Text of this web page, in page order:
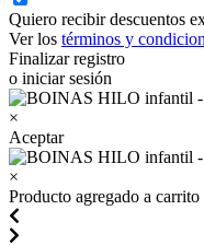
Quiero recibir descuentos
Ver los términos y
Finalizar registro
o iniciar sesión
×
Aceptar
×
Producto agregado a carrito